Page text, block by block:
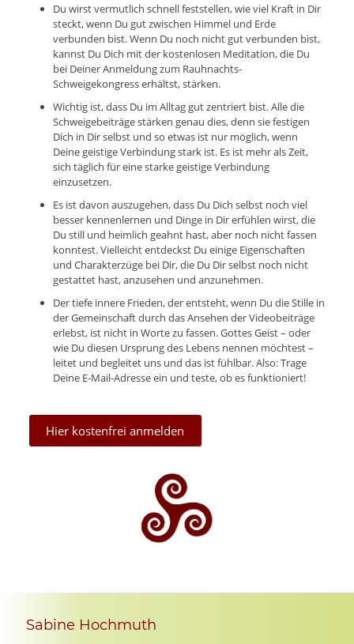
Du wirst vermutlich schnell feststellen, wie viel Kraft in Dir
steckt, wenn Du gut zwischen Himmel und Erde
verbunden bist. Wenn Du noch nicht gut verbunden bist,
kannst Du Dich mit der kostenlosen Meditation, die Du
bei Deiner Anmeldung zum Rauhnachts-
Schweigekongress erhältst, stärken.
Wichtig ist, dass Du im Alltag gut zentriert bist. Alle die
Schweigebeiträge stärken genau dies, denn sie festigen
Dich in Dir selbst und so etwas ist nur möglich, wenn
Deine geistige Verbindung stark ist. Es ist mehr als Zeit,
sich täglich für eine starke geistige Verbindung
einzusetzen.
Es ist davon auszugehen, dass Du Dich selbst noch viel
besser kennenlernen und Dinge in Dir erfühlen wirst, die
Du still und heimlich geahnt hast, aber noch nicht fassen
konntest. Vielleicht entdeckst Du einige Eigenschaften
und Charakterzüge bei Dir, die Du Dir selbst noch nicht
gestattet hast, anzusehen und anzunehmen.
Der tiefe innere Frieden, der entsteht, wenn Du die Stille in
der Gemeinschaft durch das Ansehen der Videobeiträge
erlebst, ist nicht in Worte zu fassen. Gottes Geist – oder
wie Du diesen Ursprung des Lebens nennen möchtest –
leitet und begleitet uns und das ist fühlbar. Also: Trage
Deine E-Mail-Adresse ein und teste, ob es funktioniert!
Hier kostenfrei anmelden
Sabine Hochmuth